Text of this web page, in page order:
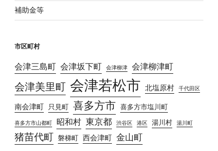
補助金等
市区町村
会津三島町 会津坂下町 会津柳津 会津柳津町
会津美里町 会津若松市 北塩原村 千代田区
南会津町 只見町 喜多方市 喜多方市塩川町
喜多方市山都町 昭和村 東京都 渋谷区 港区 湯川村 湯川町
猪苗代町 磐梯町 西会津町 金山町